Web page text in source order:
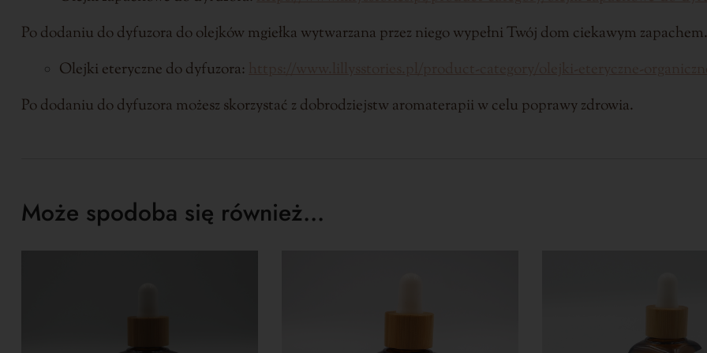
Po dodaniu do dyfuzora do olejków mgiełka wytwarzana przez niego wypełni Twój dom ciekawym
Olejki eteryczne do dyfuzora:
Po dodaniu do dyfuzora możesz skorzystać z dobrodziejstw aromaterapii w celu poprawy zdrowia.
Może spodoba się również…